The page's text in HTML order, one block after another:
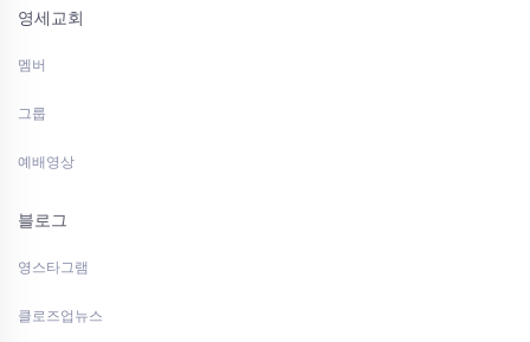
영세교회
멤버
그룹
예배영상
블로그
영스타그램
클로즈업뉴스